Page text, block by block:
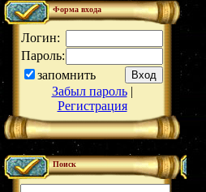
Форма входа
Логин:
Пароль:
запомнить
Забыл пароль|
Регистрация
Поиск